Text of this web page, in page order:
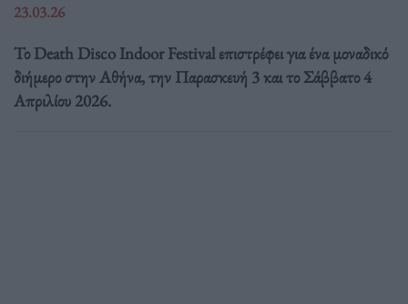
23.03.26
Το Death Disco Indoor Festival επιστρέφει για ένα μοναδικό
διήμερο στην Αθήνα, την Παρασκευή 3 και το Σάββατο 4
Απριλίου 2026.